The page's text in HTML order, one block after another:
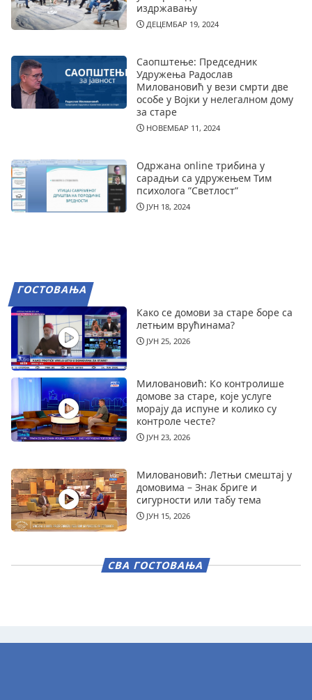
издржавању
ДЕЦЕМБАР 19, 2024
Саопштење: Председник
Удружења Радослав
Миловановић у вези смрти две
особе у Војки у нелегалном дому
за старе
НОВЕМБАР 11, 2024
Одржана online трибина у
сарадњи са удружењем Тим
психолога ”Светлост”
ЈУН 18, 2024
ГОСТОВАЊА
Како се домови за старе боре са
летњим врућинама?
ЈУН 25, 2026
Миловановић: Ко контролише
домове за старе, које услуге
морају да испуне и колико су
контроле честе?
ЈУН 23, 2026
Миловановић: Летњи смештај у
домовима – Знак бриге и
сигурности или табу тема
ЈУН 15, 2026
СВА ГОСТОВАЊА